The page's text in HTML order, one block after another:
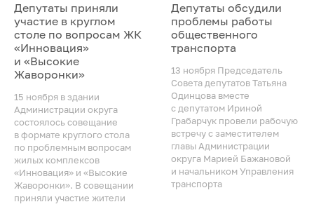
Депутаты приняли
участие в круглом
столе по вопросам ЖК
«Инновация»
и «Высокие
Жаворонки»
15 ноября в здании
Администрации округа
состоялось совещание
в формате круглого стола
по проблемным вопросам
жилых комплексов
«Инновация» и «Высокие
Жаворонки». В совещании
приняли участие жители
Депутаты обсудили
проблемы работы
общественного
транспорта
13 ноября Председатель
Совета депутатов Татьяна
Одинцова вместе
с депутатом Ириной
Грабарчук провели рабочую
встречу с заместителем
главы Администрации
округа Марией Бажановой
и начальником Управления
транспорта